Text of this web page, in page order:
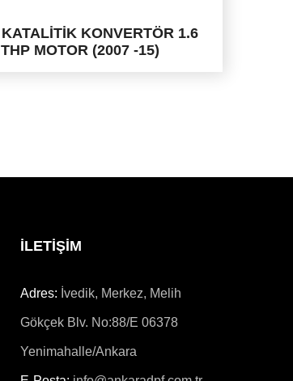
KONVERTÖR 1.6
MOTOR (2007 -15)
İLETİŞİM
Adres: İvedik, Merkez, Melih
Gökçek Blv. No:88/E 06378
Yenimahalle/Ankara